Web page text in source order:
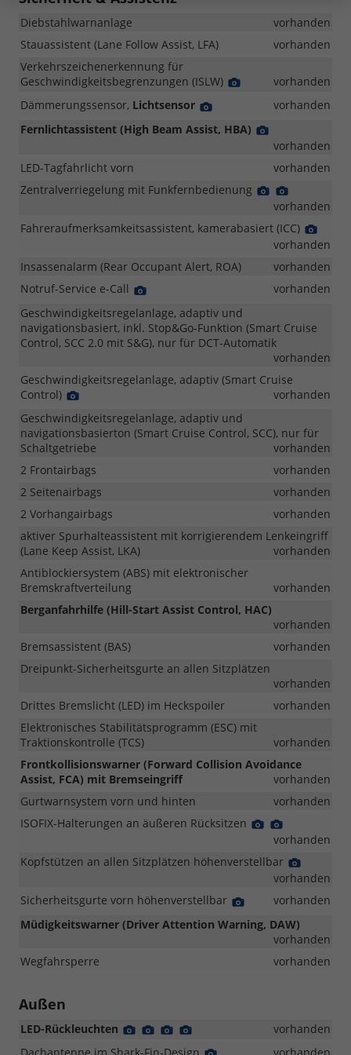
Diebstahlwarnanlage
vorhanden
Stauassistent (Lane Follow Assist, LFA)
vorhanden
Verkehrszeichenerkennung für
Geschwindigkeitsbegrenzungen (ISLW)
vorhanden
Dämmerungssensor, Lichtsensor
vorhanden
Fernlichtassistent (High Beam Assist, HBA)
Foto
vorhanden
LED-Tagfahrlicht vorn
vorhanden
Zentralverriegelung mit Funkfernbedienung
Detail
FotoFoto
vorhanden
Fahreraufmerksamkeitsassistent, kamerabasiert (ICC)
Foto
vorhanden
Insassenalarm (Rear Occupant Alert, ROA)
vorhanden
Notruf-Service e-Call
vorhanden
Geschwindigkeitsregelanlage, adaptiv und
navigationsbasiert, inkl. Stop&Go-Funktion (Smart Cruise
Control, SCC 2.0 mit S&G), nur für DCT-Automatik
vorhanden
Geschwindigkeitsregelanlage, adaptiv (Smart Cruise
Control)
vorhanden
Geschwindigkeitsregelanlage, adaptiv und
navigationsbasierton (Smart Cruise Control, SCC), nur für
Schaltgetriebe
vorhanden
2 Frontairbags
vorhanden
2 Seitenairbags
vorhanden
2 Vorhangairbags
vorhanden
aktiver Spurhalteassistent mit korrigierendem Lenkeingriff
(Lane Keep Assist, LKA)
vorhanden
Antiblockiersystem (ABS) mit elektronischer
Bremskraftverteilung
vorhanden
Berganfahrhilfe (Hill-Start Assist Control, HAC)
vorhanden
Bremsassistent (BAS)
vorhanden
Dreipunkt-Sicherheitsgurte an allen Sitzplätzen
vorhanden
Drittes Bremslicht (LED) im Heckspoiler
vorhanden
Elektronisches Stabilitätsprogramm (ESC) mit
Traktionskontrolle (TCS)
vorhanden
Frontkollisionswarner (Forward Collision Avoidance
Assist, FCA) mit Bremseingriff
vorhanden
Gurtwarnsystem vorn und hinten
vorhanden
ISOFIX-Halterungen an äußeren Rücksitzen
Detail
FotoFoto
vorhanden
Kopfstützen an allen Sitzplätzen höhenverstellbar
Foto
vorhanden
Sicherheitsgurte vorn höhenverstellbar
Detailvorhanden
Müdigkeitswarner (Driver Attention Warning, DAW)
vorhanden
Wegfahrsperre
vorhanden
Außen
LED-Rückleuchten
DetailDetailDetail
vorhanden